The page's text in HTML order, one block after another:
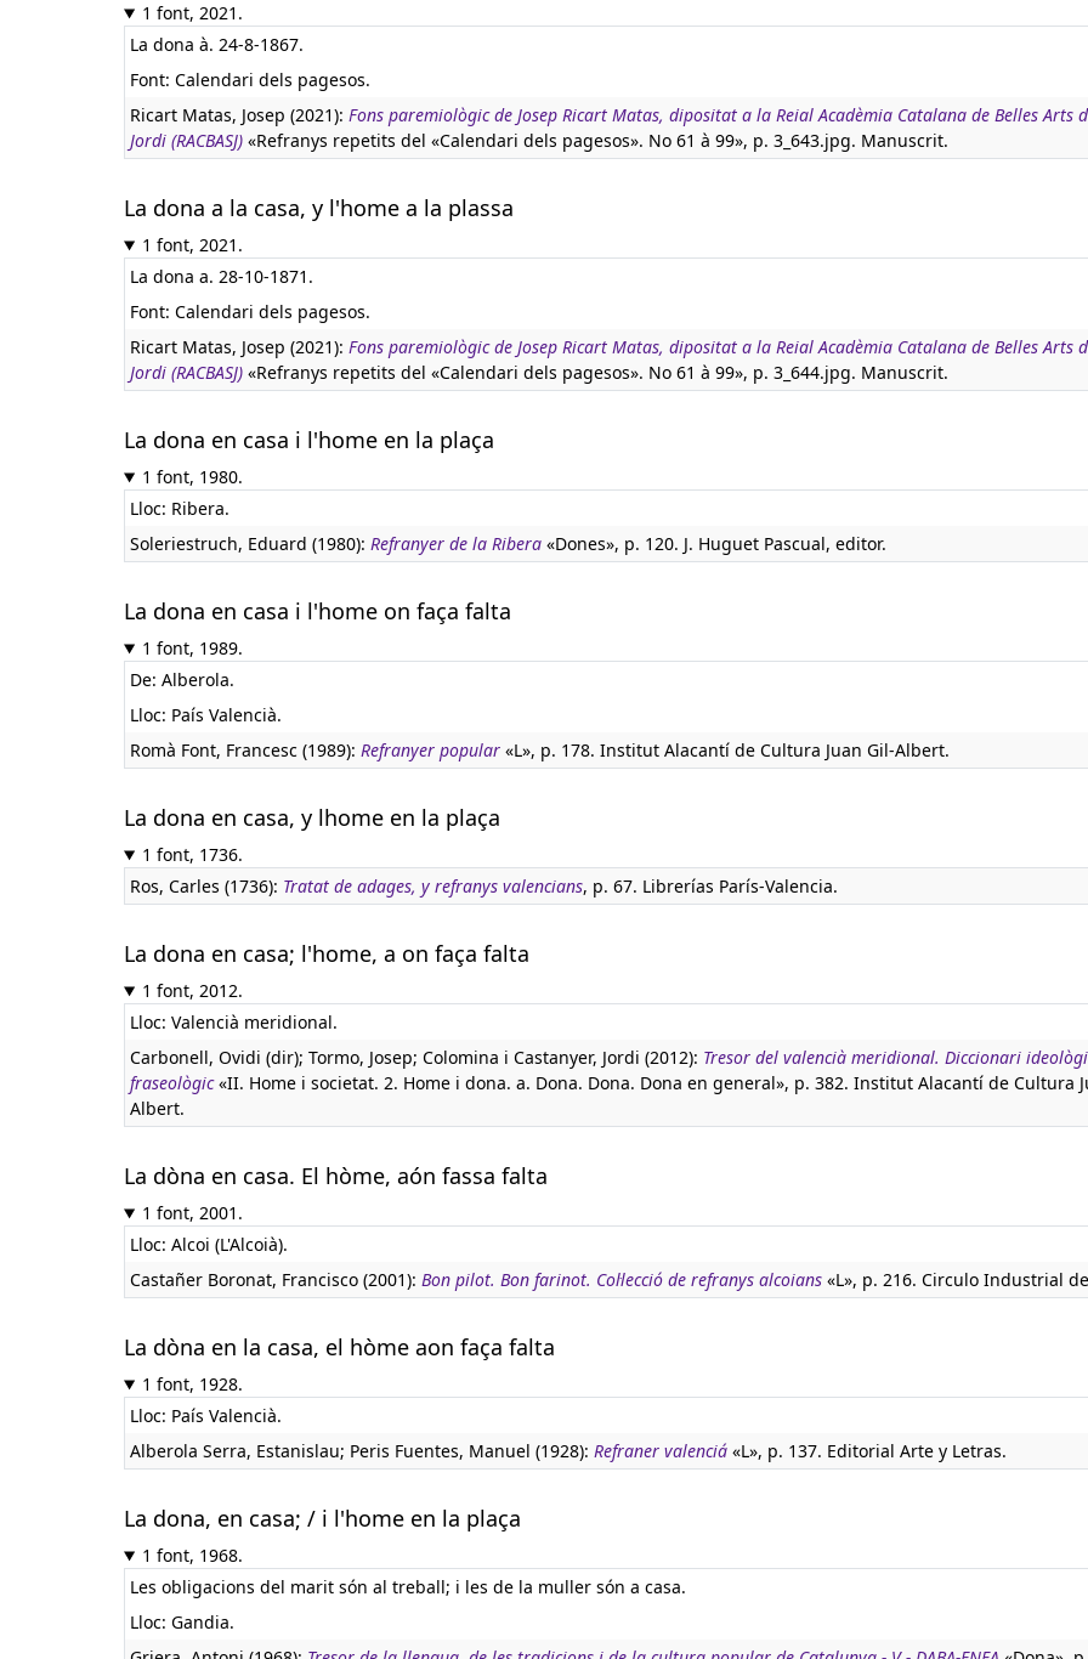
1 font, 2021.
La dona à. 24-8-1867.
Font: Calendari dels pagesos.
Ricart Matas, Josep (2021): Fons paremiològic de Josep Ricart Matas, dipositat a la Reial Acadèmia Catalana de Belles Arts
Jordi (RACBASJ) «Refranys repetits del «Calendari dels pagesos». No 61 à 99», p. 3_643.jpg. Manuscrit.
La dona a la casa, y l'home a la plassa
1 font, 2021.
La dona a. 28-10-1871.
Font: Calendari dels pagesos.
Ricart Matas, Josep (2021): Fons paremiològic de Josep Ricart Matas, dipositat a la Reial Acadèmia Catalana de Belles Arts
Jordi (RACBASJ) «Refranys repetits del «Calendari dels pagesos». No 61 à 99», p. 3_644.jpg. Manuscrit.
La dona en casa i l'home en la plaça
1 font, 1980.
Lloc: Ribera.
Soleriestruch, Eduard (1980): Refranyer de la Ribera «Dones», p. 120. J. Huguet Pascual, editor.
La dona en casa i l'home on faça falta
1 font, 1989.
De: Alberola.
Lloc: País Valencià.
Romà Font, Francesc (1989): Refranyer popular «L», p. 178. Institut Alacantí de Cultura Juan Gil-Albert.
La dona en casa, y lhome en la plaça
1 font, 1736.
Ros, Carles (1736): Tratat de adages, y refranys valencians, p. 67. Librerías París-Valencia.
La dona en casa; l'home, a on faça falta
1 font, 2012.
Lloc: Valencià meridional.
Carbonell, Ovidi (dir); Tormo, Josep; Colomina i Castanyer, Jordi (2012): Tresor del valencià meridional. Diccionari
fraseològic«II. Home i societat. 2. Home i dona. a. Dona. Dona. Dona en general», p. 382. Institut Alacantí de Cultura
Albert.
La dòna en casa. El hòme, aón fassa falta
1 font, 2001.
Lloc: Alcoi (L'Alcoià).
Castañer Boronat, Francisco (2001): Bon pilot. Bon farinot. Col·lecció de refranys alcoians «L», p. 216. Circulo Industrial
La dòna en la casa, el hòme aon faça falta
1 font, 1928.
Lloc: País Valencià.
Alberola Serra, Estanislau; Peris Fuentes, Manuel (1928): Refraner valenciá «L», p. 137. Editorial Arte y Letras.
La dona, en casa; / i l'home en la plaça
1 font, 1968.
Les obligacions del marit són al treball; i les de la muller són a casa.
Lloc: Gandia.